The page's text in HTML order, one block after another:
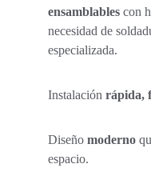
ensamblables con
necesidad de
especializada.
Instalación rápida,
Diseño moderno
espacio.